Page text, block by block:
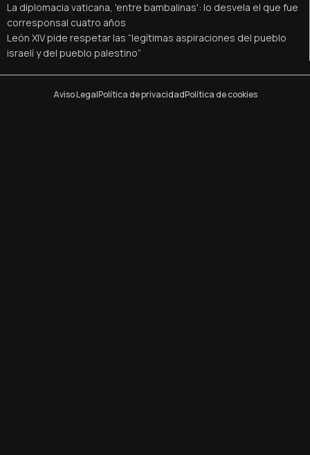
La diplomacia vaticana, 'entre bambalinas': lo desvela el que fue
corresponsal cuatro años
León XIV pide respetar las “legítimas aspiraciones del pueblo
israelí y del pueblo palestino”
Aviso LegalPolítica de privacidadPolítica de cookies